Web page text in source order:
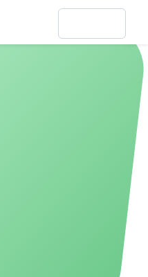
Intelligence